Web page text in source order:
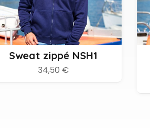
S M XL
XXL
XXXL
Sweat zippé NSH1
34,50 €